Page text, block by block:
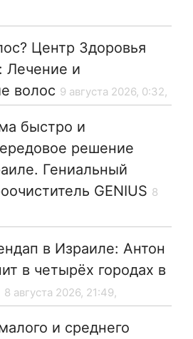
Центр Здоровья
Лечение и
волос 9 августа 2026, 0:32,
быстро и
решение
Гениальный
GENIUS 8
в Израиле: Антон
в четырёх городах в
8 августа 2026, 21:49,
и среднего